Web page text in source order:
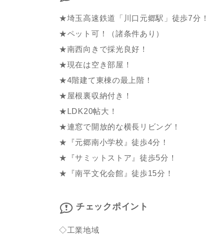
★埼玉高速鉄道「川口元郷駅」徒歩7分！
★ペット可！（諸条件あり）
★南西向きで採光良好！
★現在は空き部屋！
★4階建て東棟の最上階！
★屋根裏収納付き！
★LDK20帖大！
★連窓で開放的な横長リビング！
★『元郷南小学校』徒歩4分！
★『サミットストア』徒歩5分！
★『南平文化会館』徒歩15分！
チェックポイント
◇工業地域